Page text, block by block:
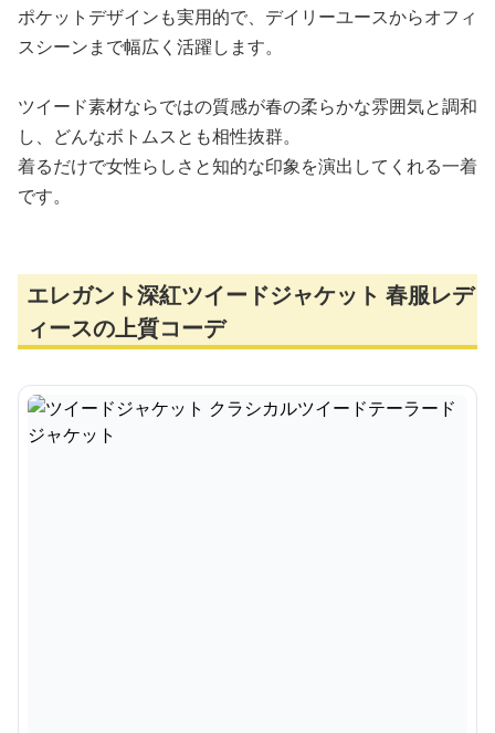
ポケットデザインも実用的で、デイリーユースからオフィ
スシーンまで幅広く活躍します。
ツイード素材ならではの質感が春の柔らかな雰囲気と調和
し、どんなボトムスとも相性抜群。
着るだけで女性らしさと知的な印象を演出してくれる一着
です。
エレガント深紅ツイードジャケット 春服レデ
ィースの上質コーデ